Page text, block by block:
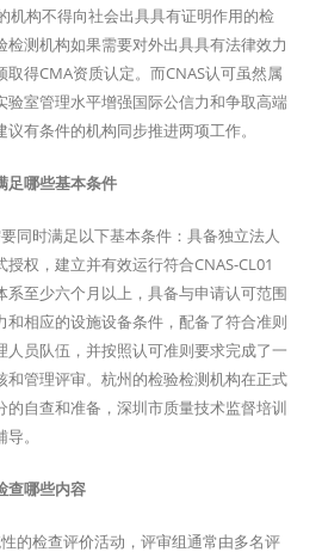
机构不得向社会出具具有证明作用的检
测机构如果需要对外出具具有法律效力
得CMA资质认定。而CNAS认可虽然属
验室管理水平增强国际公信力和争取高端
有条件的机构同步推进两项工作。
足哪些基本条件
同时满足以下基本条件：具备独立法人
权，建立并有效运行符合CNAS-CL01
系至少六个月以上，具备与申请认可范围
和相应的设施设备条件，配备了符合准则
人员队伍，并按照认可准则要求完成了一
和管理评审。杭州的检验检测机构在正式
自查和准备，深圳市质量技术监督培训
。
查哪些内容
的检查评价活动，评审组通常由多名评